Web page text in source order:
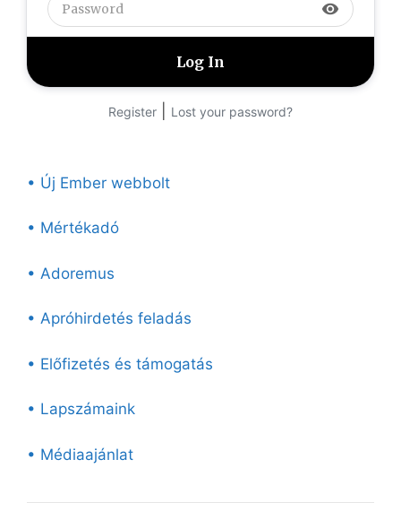
visibility
Register Lost your password?
• Új Ember webbolt
• Mértékadó
• Adoremus
• Apróhirdetés feladás
• Előfizetés és támogatás
• Lapszámaink
• Médiaajánlat